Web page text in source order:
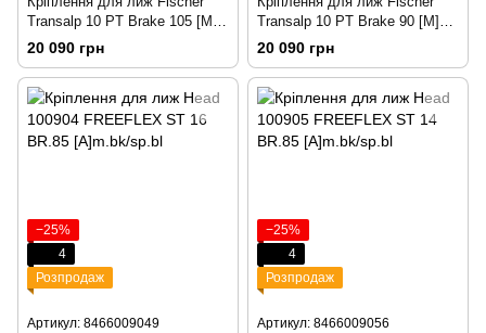
Transalp 10 PT Brake 105 [M]
black/anthracite
20 090 грн
Transalp 10 PT Brake 90 [M]
black/anthracite
20 090 грн
−25%
4
Розпродаж
Артикул: 8466009049
−25%
4
Розпродаж
Артикул: 8466009056